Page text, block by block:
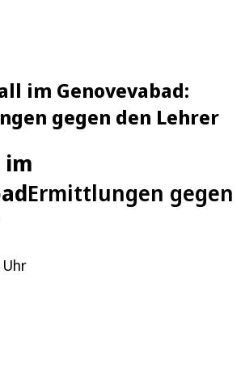
im Genovevabad:
gegen den Lehrer
im
Ermittlungen gegen
Uhr